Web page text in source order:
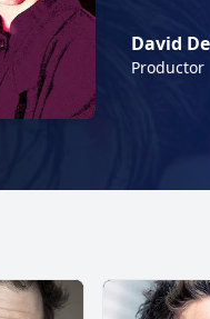
David
Productor